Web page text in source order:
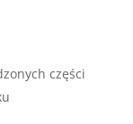
części